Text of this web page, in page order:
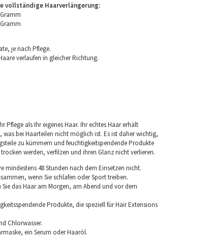
vollständige Haarverlängerung:
je nach Pflege.
verlaufen in gleicher Richtung.
Pflege als Ihr eigenes Haar. Ihr echtes Haar erhält
was bei Haarteilen nicht möglich ist. Es ist daher wichtig,
zu kümmern und feuchtigkeitspendende Produkte
werden, verfilzen und ihren Glanz nicht verlieren.
mindestens 48 Stunden nach dem Einsetzen nicht.
wenn Sie schlafen oder Sport treiben.
das Haar am Morgen, am Abend und vor dem
Produkte, die speziell für Hair Extensions
Chlorwasser.
ein Serum oder Haaröl.